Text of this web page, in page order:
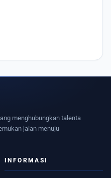
menghubungkan talenta
jalan menuju
INFORMASI